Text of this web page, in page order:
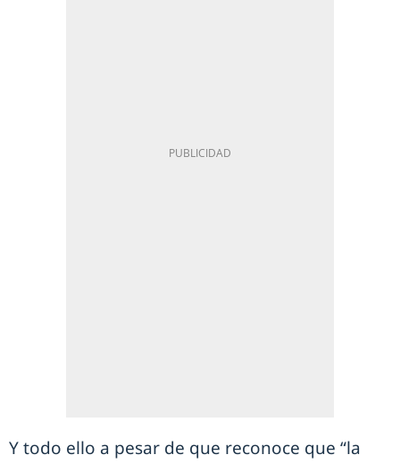
Y todo ello a pesar de que reconoce que “la